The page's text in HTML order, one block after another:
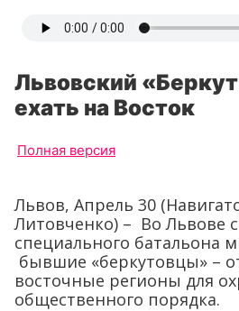
Львовский
ехать на Восток
Полная версия
Львов, Апрель 30
Литовченко) – Во Львове
специального батальона
бывшие «беркутовцы» –
восточные регионы для
общественного порядка.